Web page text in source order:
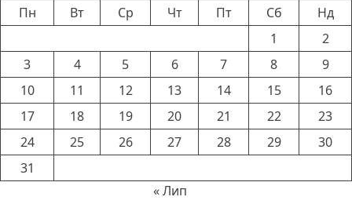
Пн
Вт Ср Чт Пт Сб
Нд
1
2
3
4 5 6 7 8
9
10
11 12 13 14 15
16
17
18 19 20 21 22
23
24
25 26 27 28 29
30
31
« Лип